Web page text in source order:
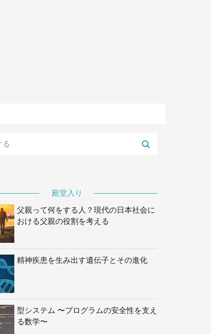
殿堂入り
父親って何をする人？現代の日本社会に
おける父親の役割を考える
精神疾患を生み出す遺伝子とその進化
型システム 〜プログラムの安全性を支え
る数学〜